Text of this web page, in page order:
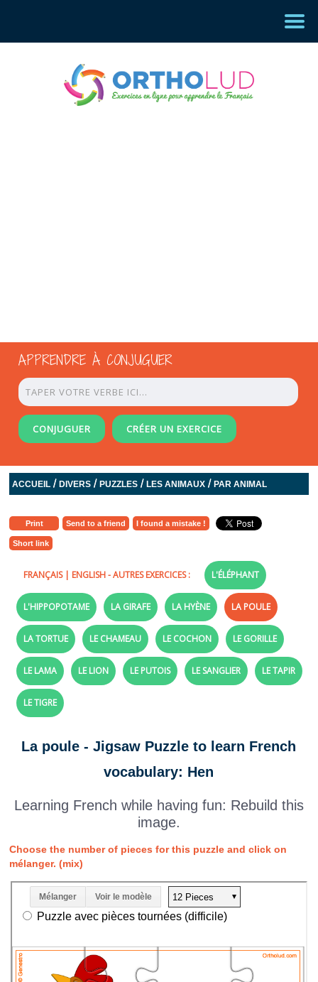
APPRENDRE À CONJUGUER
CONJUGUER CRÉER UN EXERCICE
ACCUEIL /DIVERS /PUZZLES /LES ANIMAUX /PAR ANIMAL
Print Send to a friend I found a mistake !
Short link
FRANÇAIS| ENGLISH- AUTRES EXERCICES : L'ÉLÉPHANT
L'HIPPOPOTAME LA GIRAFE LA HYÈNE LA POULE
LA TORTUE LE CHAMEAU LE COCHON LE GORILLE
LE LAMA LE LION LE PUTOIS LE SANGLIER LE TAPIR
LE TIGRE
La poule - Jigsaw Puzzle to learn French
vocabulary: Hen
Learning French while having fun: Rebuild this
image.
Choose the number of pieces for this puzzle and click on
mélanger. (mix)